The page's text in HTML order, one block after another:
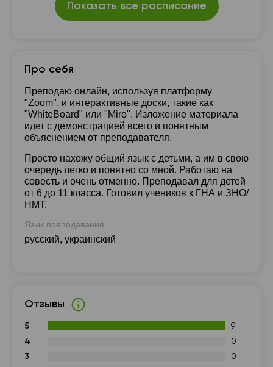
17:00
Показать все расписание
Про себя
Преподаю онлайн, используя платформу
"Zoom", и интерактивные доски, такие как
"WhiteBoard" или "Miro". Изложение материала
идет с демонстрацией всего и понятным
объяснением от преподавателя.
Просто нахожу общий язык с детьми, а им в свою
очередь легко и понятно со мной. Работаю на
совесть и очень отменно. Преподавал для детей
от 6 до 11 класса. Готовил учеников к ГНА и ЗНО/
НМТ.
Язык преподавания:
русский, украинский
Отзывы
5
9
4
0
3
0